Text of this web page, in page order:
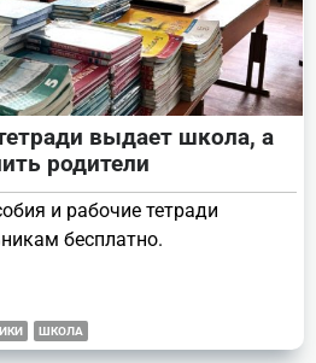
выдает школа, а
родители
и рабочие тетради
бесплатно.
ШКОЛА